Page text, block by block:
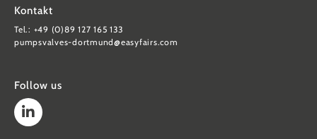
Kontakt
Tel.: +49 (0)89 127 165 133
pumpsvalves-dortmund@easyfairs.com
Follow us